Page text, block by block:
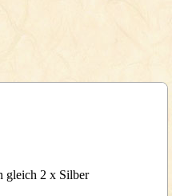
gleich 2 x Silber